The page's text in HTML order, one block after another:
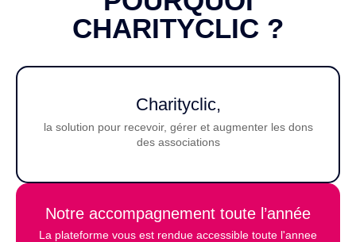
CHARITYCLIC ?
Charityclic,
la solution pour recevoir, gérer et augmenter les dons
des associations
Notre accompagnement toute l’année
La plateforme vous est rendue accessible toute l'annee